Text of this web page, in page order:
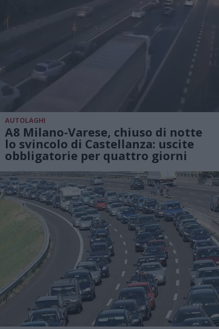
AUTOLAGHI
A8 Milano-Varese, chiuso di notte
lo svincolo di Castellanza: uscite
obbligatorie per quattro giorni